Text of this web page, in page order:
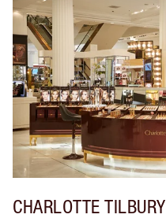
CHARLOTTE TILBURY